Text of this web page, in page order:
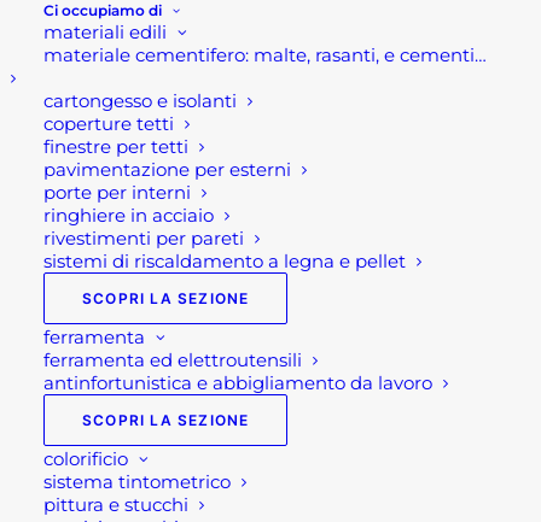
Ci occupiamo di
materiali edili
materiale cementifero: malte, rasanti, e cementi…
cartongesso e isolanti
coperture tetti
finestre per tetti
pavimentazione per esterni
porte per interni
ringhiere in acciaio
rivestimenti per pareti
sistemi di riscaldamento a legna e pellet
SCOPRI LA SEZIONE
ferramenta
ferramenta ed elettroutensili
antinfortunistica e abbigliamento da lavoro
SCOPRI LA SEZIONE
colorificio
sistema tintometrico
pittura e stucchi
Pasqua 2026: un tempo
di pace, riflessione e
condivisione
Home
News
Pasqua 2026: un tempo di pace, riflessione e
condivisione